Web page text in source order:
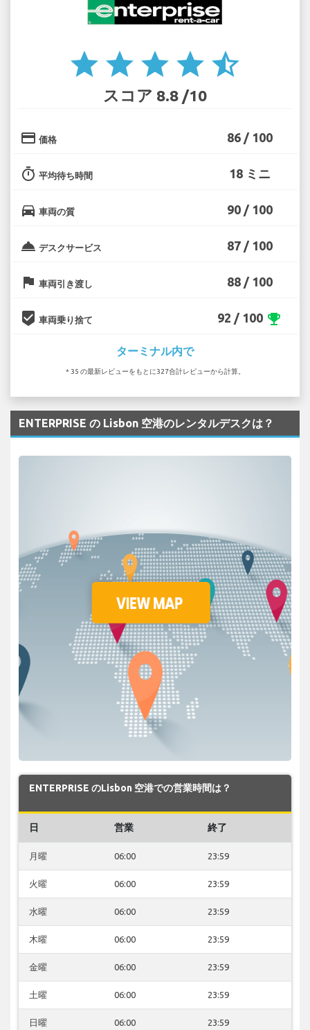
star star star star star_half
スコア 8.8 /10
credit_card 価格 86 / 100
timer 平均待ち時間 18 ミニ
directions_car 車両の質 90 / 100
room_service デスクサービス 87 / 100
flag 車両引き渡し 88 / 100
beenhere 車両乗り捨て 92 / 100 emoji_events
ターミナル内で
* 35 の最新レビューをもとに327合計レビューから計算。
ENTERPRISE の Lisbon 空港のレンタルデスクは？
ENTERPRISE のLisbon 空港での営業時間は？
日 営業 終了
月曜 06:00 23:59
火曜 06:00 23:59
水曜 06:00 23:59
木曜 06:00 23:59
金曜 06:00 23:59
土曜 06:00 23:59
日曜 06:00 23:59